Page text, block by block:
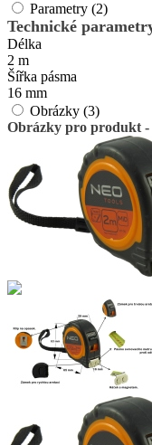
Parametry (2)
Technické
Délka
2 m
Šířka pásma
16 mm
Obrázky (3)
Obrázky pro produkt -